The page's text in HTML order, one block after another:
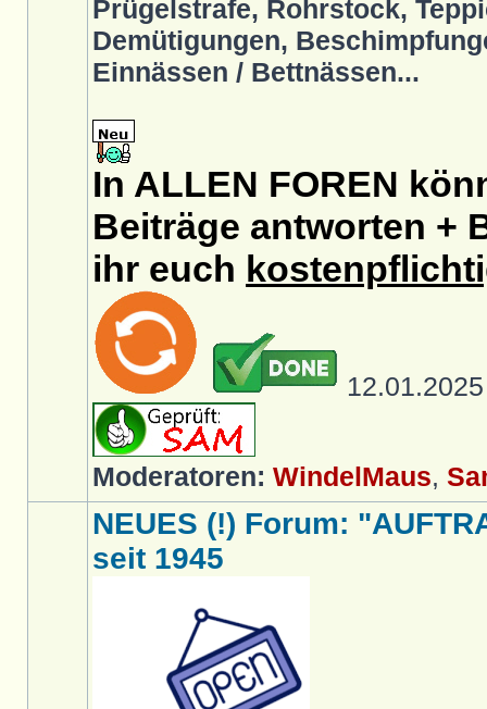
Prügelstrafe, Rohrstock,
Demütigungen,
Einnässen / Bettnässen...
In ALLEN FOREN
Beiträge antworten +
ihr euch
Moderatoren: WindelMaus,
NEUES (!) Forum:
seit 1945